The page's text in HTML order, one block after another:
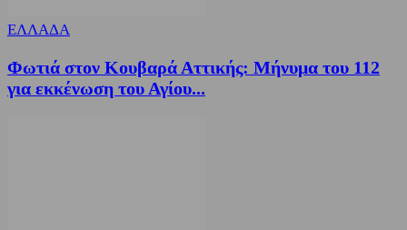
ΕΛΛΑΔΑ
Φωτιά στον Κουβαρά Αττικής: Μήνυμα του 112
για εκκένωση του Αγίου...